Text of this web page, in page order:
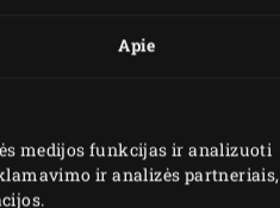
Apie
medijos funkcijas ir analizuoti
ir analizės partneriais,